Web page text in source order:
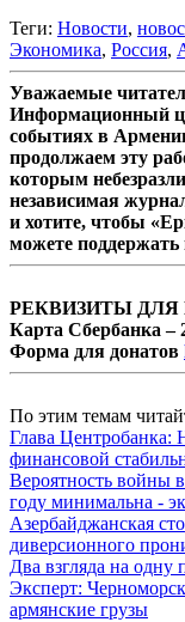
Теги: Новости,
Экономика, Россия,
Уважаемые
Информационный
событиях в
продолжаем эту
которым
независимая
и хотите, чтобы
можете
РЕКВИЗИТЫ ДЛЯ
Карта Сбербанка –
Форма для донатов
По этим темам
Глава Центробанка:
финансовой
Вероятность войны
году минимальна -
Азербайджанская
диверсионного
Два взгляда на одну
Эксперт:
армянские грузы